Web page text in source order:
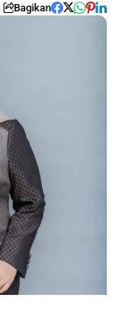
Bagikan